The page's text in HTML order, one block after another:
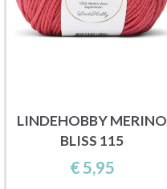
LINDEHOBBY MERINO
BLISS 115
€ 5,95